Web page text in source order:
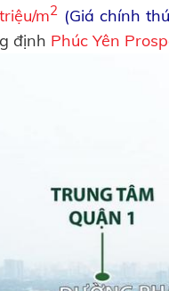
m2 (Giá chính
định Phúc Yên